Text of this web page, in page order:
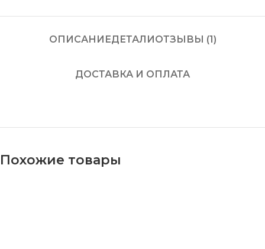
ОПИСАНИЕДЕТАЛИОТЗЫВЫ (1)
ДОСТАВКА И ОПЛАТА
Похожие товары